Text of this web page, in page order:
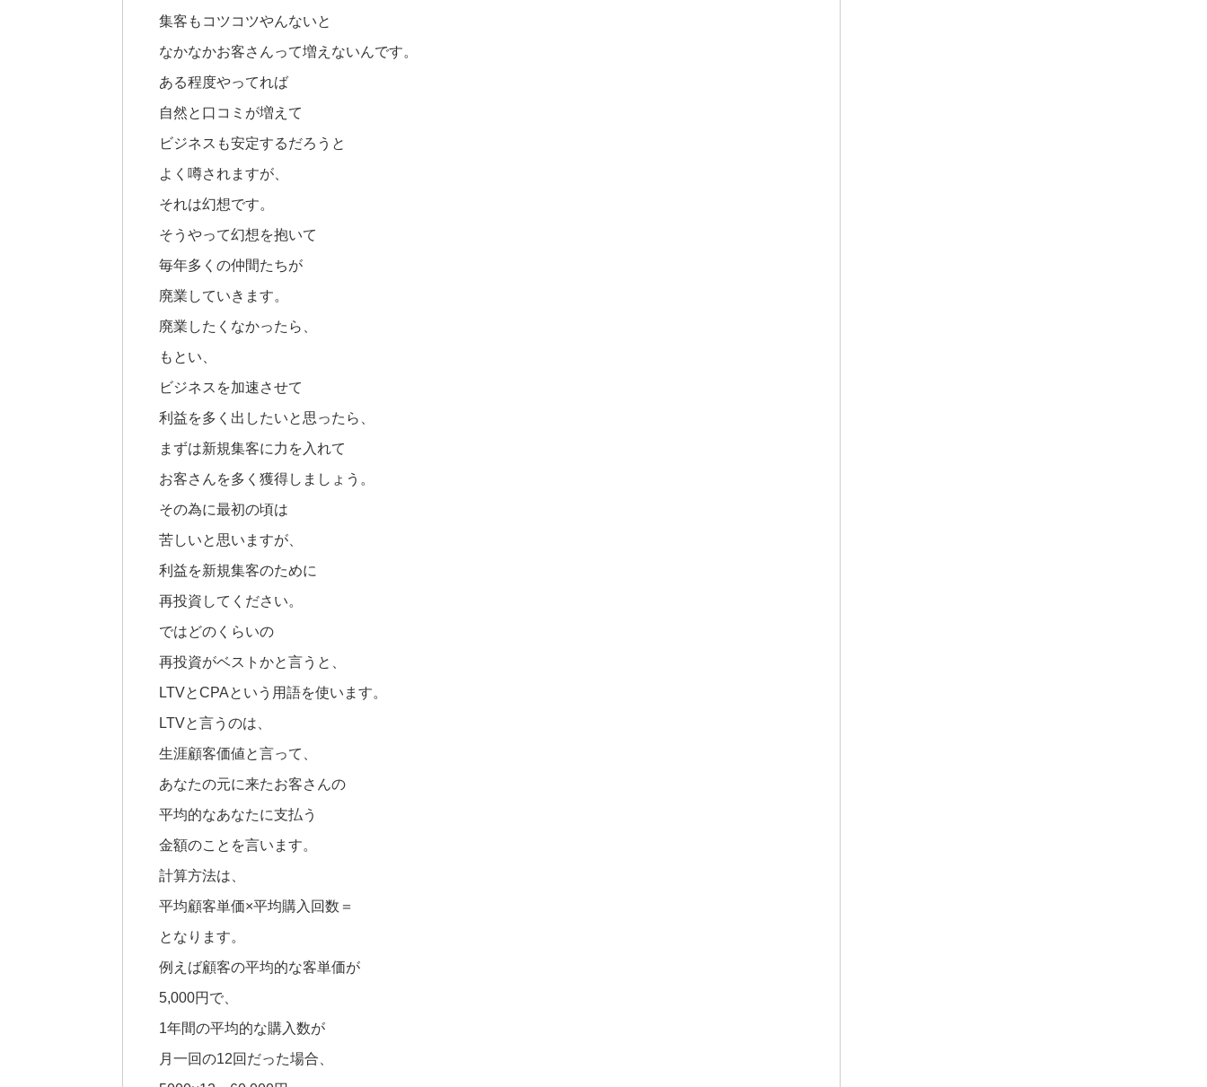
集客もコツコツやんないと
なかなかお客さんって増えないんです。
ある程度やってれば
自然と口コミが増えて
ビジネスも安定するだろうと
よく噂されますが、
それは幻想です。
そうやって幻想を抱いて
毎年多くの仲間たちが
廃業していきます。
廃業したくなかったら、
もとい、
ビジネスを加速させて
利益を多く出したいと思ったら、
まずは新規集客に力を入れて
お客さんを多く獲得しましょう。
その為に最初の頃は
苦しいと思いますが、
利益を新規集客のために
再投資してください。
ではどのくらいの
再投資がベストかと言うと、
LTVとCPAという用語を使います。
LTVと言うのは、
生涯顧客価値と言って、
あなたの元に来たお客さんの
平均的なあなたに支払う
金額のことを言います。
計算方法は、
平均顧客単価×平均購入回数＝
となります。
例えば顧客の平均的な客単価が
5,000円で、
1年間の平均的な購入数が
月一回の12回だった場合、